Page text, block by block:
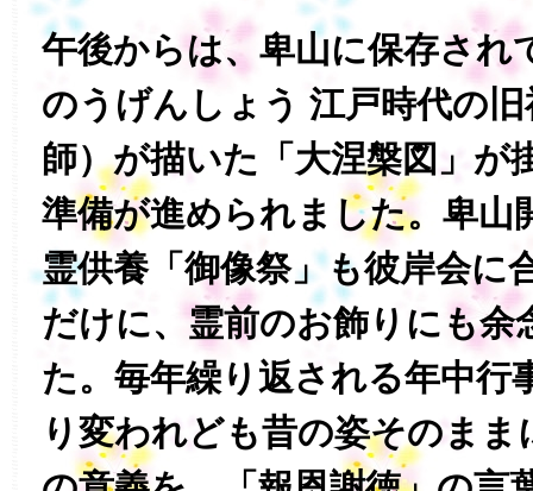
午後からは、卑山に保存され
のうげんしょう 江戸時代の
師）が描いた「大涅槃図」が
準備が進められました。卑山
霊供養「御像祭」も彼岸会に
だけに、霊前のお飾りにも余
た。毎年繰り返される年中行
り変われども昔の姿そのま